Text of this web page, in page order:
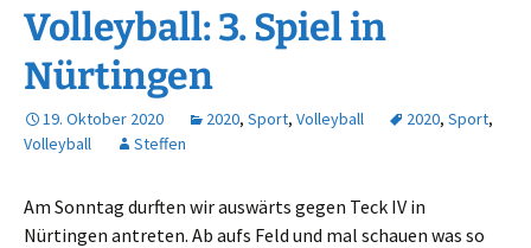
Volleyball: 3. Spiel in
Nürtingen
19. Oktober 2020 2020, Sport, Volleyball 2020, Sport,
Volleyball
Steffen
Am Sonntag durften wir auswärts gegen Teck IV in
Nürtingen antreten. Ab aufs Feld und mal schauen was so